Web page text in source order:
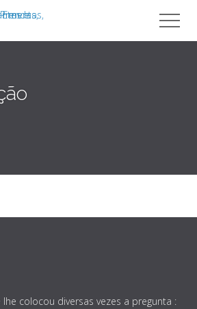
colocou diversas vezes a pregunta :